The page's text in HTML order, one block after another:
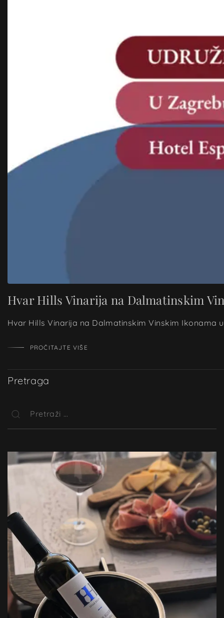
Hvar Hills Vinarija na Dalmatinskim
Hvar Hills Vinarija na Dalmatinskim Vinskim Ikonama
PROČITAJTE VIŠE
Pretraga